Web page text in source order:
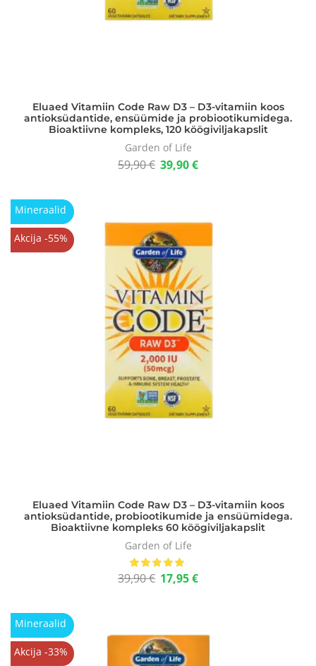
Eluaed Vitamiin Code Raw D3 – D3-vitamiin koos
antioksüdantide, ensüümide ja probiootikumidega.
Bioaktiivne kompleks, 120 köögiviljakapslit
Garden of Life
59,90€ 39,90€
Mineraalid
Akcija -55%
Eluaed Vitamiin Code Raw D3 – D3-vitamiin koos
antioksüdantide, probiootikumide ja ensüümidega.
Bioaktiivne kompleks 60 köögiviljakapslit
Garden of Life
39,90€ 17,95€
Mineraalid
Akcija -33%